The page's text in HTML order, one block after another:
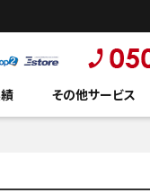
その他サービス